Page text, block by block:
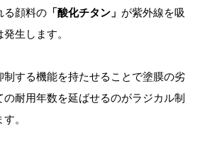
る顔料の 「酸化チタン」 が紫外線を吸
生します。
制する機能を持たせることで塗膜の劣
耐用年数を延ばせるのがラジカル制
。